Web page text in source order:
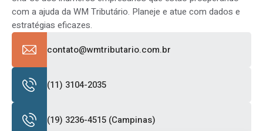
com a ajuda da WM Tributário. Planeje e atue com dados e
estratégias eficazes.
contato@wmtributario.com.br
(11) 3104-2035
(19) 3236-4515 (Campinas)